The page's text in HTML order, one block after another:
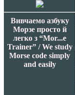
Вивчаемо азбуку
Морзе просто й
легко з “Mor...e
Trainer” / We study
Morse code simply
and easily